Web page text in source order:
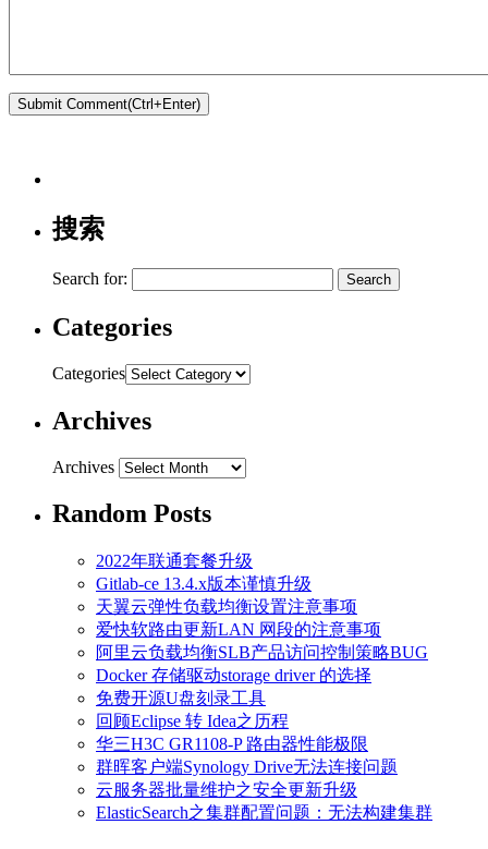
搜索
Search for:
Categories
Categories
Archives
Archives
Random Posts
2022年联通套餐升级
Gitlab-ce 13.4.x版本谨慎升级
天翼云弹性负载均衡设置注意事项
爱快软路由更新LAN 网段的注意事项
阿里云负载均衡SLB产品访问控制策略BUG
Docker 存储驱动storage driver 的选择
免费开源U盘刻录工具
回顾Eclipse 转 Idea之历程
华三H3C GR1108-P 路由器性能极限
群晖客户端Synology Drive无法连接问题
云服务器批量维护之安全更新升级
ElasticSearch之集群配置问题：无法构建集群